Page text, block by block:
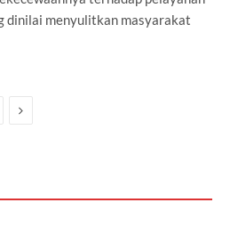
dinilai menyulitkan masyarakat
Next